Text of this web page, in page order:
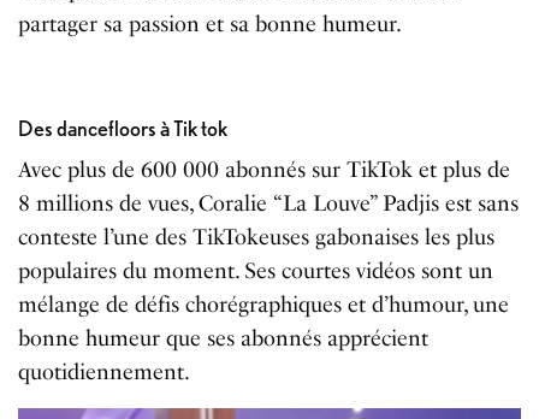
partager sa passion et sa bonne humeur.
Des dancefloors à Tik tok
Avec plus de 600 000 abonnés sur TikTok et plus de
8 millions de vues, Coralie “La Louve” Padjis est sans
conteste l’une des TikTokeuses gabonaises les plus
populaires du moment. Ses courtes vidéos sont un
mélange de défis chorégraphiques et d’humour, une
bonne humeur que ses abonnés apprécient
quotidiennement.